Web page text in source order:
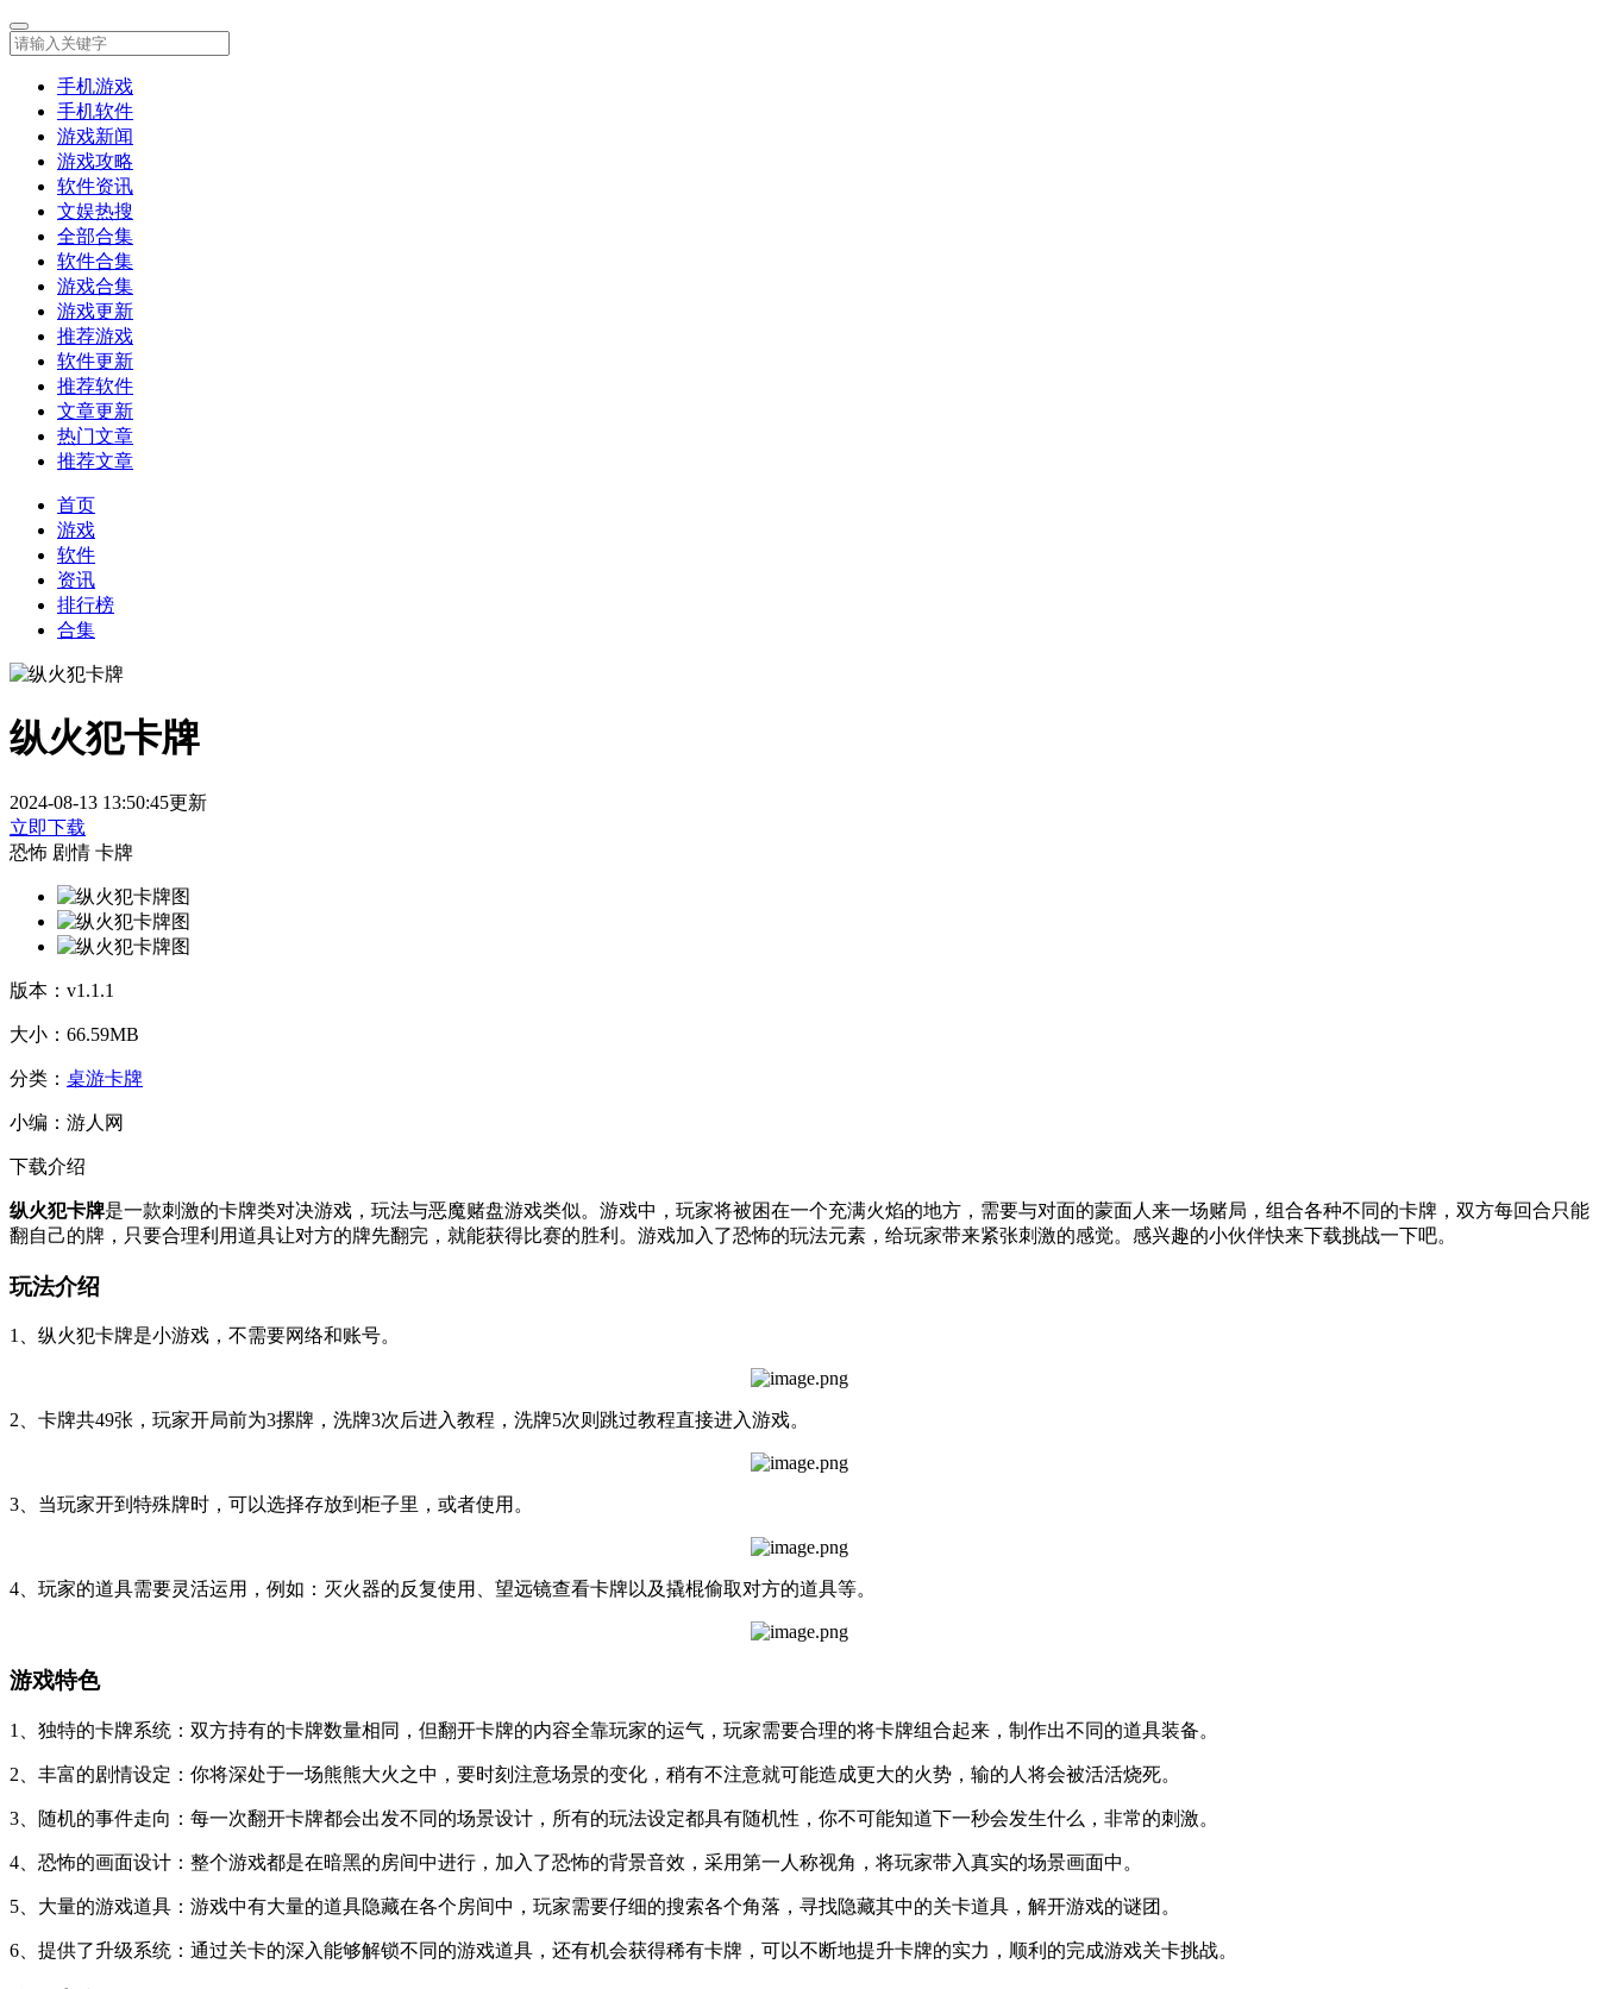
手机游戏
手机软件
游戏新闻
游戏攻略
软件资讯
文娱热搜
全部合集
软件合集
游戏合集
游戏更新
推荐游戏
软件更新
推荐软件
文章更新
热门文章
推荐文章
首页
游戏
软件
资讯
排行榜
合集
纵火犯卡牌
2024-08-13 13:50:45更新
立即下载
恐怖 剧情 卡牌
版本： v1.1.1
大小： 66.59MB
分类： 桌游卡牌
小编： 游人网
下载介绍
纵火犯卡牌是一款刺激的卡牌类对决游戏，玩法与恶魔赌盘游戏类似。游戏中，玩家将被困在一个充满火焰的地方，需要与对面的蒙面人来一场赌局，组合各种不同的卡牌，双方每回合只能
翻自己的牌，只要合理利用道具让对方的牌先翻完，就能获得比赛的胜利。游戏加入了恐怖的玩法元素，给玩家带来紧张刺激的感觉。感兴趣的小伙伴快来下载挑战一下吧。
玩法介绍
1、纵火犯卡牌是小游戏，不需要网络和账号。
2、卡牌共49张，玩家开局前为3摞牌，洗牌3次后进入教程，洗牌5次则跳过教程直接进入游戏。
3、当玩家开到特殊牌时，可以选择存放到柜子里，或者使用。
4、玩家的道具需要灵活运用，例如：灭火器的反复使用、望远镜查看卡牌以及撬棍偷取对方的道具等。
游戏特色
1、独特的卡牌系统：双方持有的卡牌数量相同，但翻开卡牌的内容全靠玩家的运气，玩家需要合理的将卡牌组合起来，制作出不同的道具装备。
2、丰富的剧情设定：你将深处于一场熊熊大火之中，要时刻注意场景的变化，稍有不注意就可能造成更大的火势，输的人将会被活活烧死。
3、随机的事件走向：每一次翻开卡牌都会出发不同的场景设计，所有的玩法设定都具有随机性，你不可能知道下一秒会发生什么，非常的刺激。
4、恐怖的画面设计：整个游戏都是在暗黑的房间中进行，加入了恐怖的背景音效，采用第一人称视角，将玩家带入真实的场景画面中。
5、大量的游戏道具：游戏中有大量的道具隐藏在各个房间中，玩家需要仔细的搜索各个角落，寻找隐藏其中的关卡道具，解开游戏的谜团。
6、提供了升级系统：通过关卡的深入能够解锁不同的游戏道具，还有机会获得稀有卡牌，可以不断地提升卡牌的实力，顺利的完成游戏关卡挑战。